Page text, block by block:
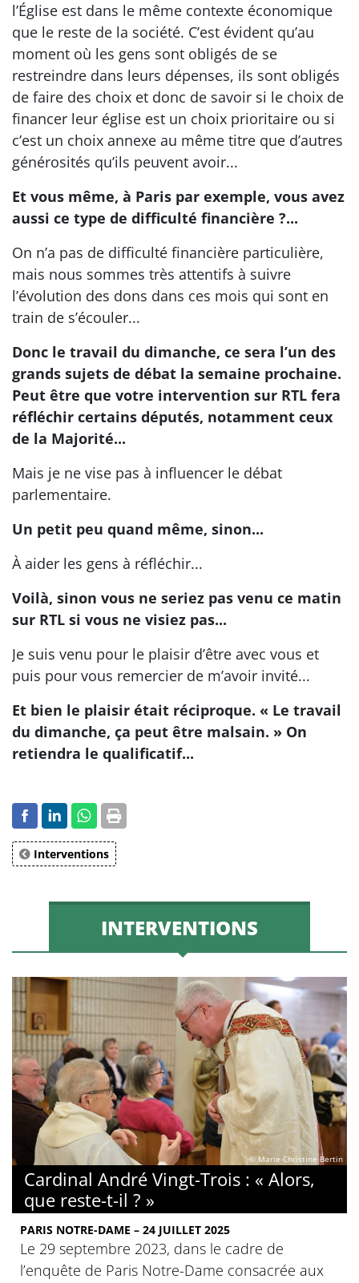
l’Église est dans le même contexte économique
que le reste de la société. C’est évident qu’au
moment où les gens sont obligés de se
restreindre dans leurs dépenses, ils sont obligés
de faire des choix et donc de savoir si le choix de
financer leur église est un choix prioritaire ou si
c’est un choix annexe au même titre que d’autres
générosités qu’ils peuvent avoir...
Et vous même, à Paris par exemple, vous avez
aussi ce type de difficulté financière ?...
On n’a pas de difficulté financière particulière,
mais nous sommes très attentifs à suivre
l’évolution des dons dans ces mois qui sont en
train de s’écouler...
Donc le travail du dimanche, ce sera l’un des
grands sujets de débat la semaine prochaine.
Peut être que votre intervention sur RTL fera
réfléchir certains députés, notamment ceux
de la Majorité...
Mais je ne vise pas à influencer le débat
parlementaire.
Un petit peu quand même, sinon...
À aider les gens à réfléchir...
Voilà, sinon vous ne seriez pas venu ce matin
sur RTL si vous ne visiez pas...
Je suis venu pour le plaisir d’être avec vous et
puis pour vous remercier de m’avoir invité...
Et bien le plaisir était réciproque. « Le travail
du dimanche, ça peut être malsain. » On
retiendra le qualificatif...
Interventions
INTERVENTIONS
© Marie-Christine Bertin
Cardinal André Vingt-Trois : « Alors,
que reste-t-il ? »
PARIS NOTRE-DAME – 24 JUILLET 2025
Le 29 septembre 2023, dans le cadre de
l’enquête de Paris Notre-Dame consacrée aux